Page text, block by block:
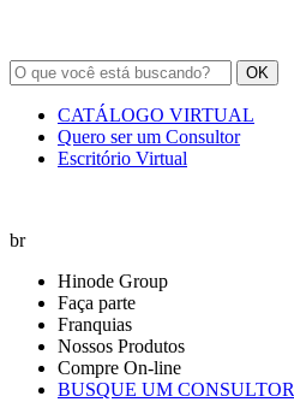
OK
CATÁLOGO VIRTUAL
Quero ser um Consultor
Escritório Virtual
br
Hinode Group
Faça parte
Franquias
Nossos Produtos
Compre On-line
BUSQUE UM CONSULTOR